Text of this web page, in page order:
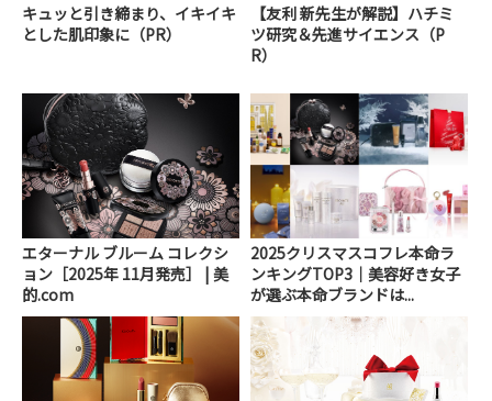
キュッと引き締まり、イキイキ
とした肌印象に（PR）
【友利 新先生が解説】ハチミ
ツ研究＆先進サイエンス（P
R）
エターナル ブルーム コレクシ
ョン［2025年 11月発売］ | 美
的.com
2025クリスマスコフレ本命ラ
ンキングTOP3｜美容好き女子
が選ぶ本命ブランドは...